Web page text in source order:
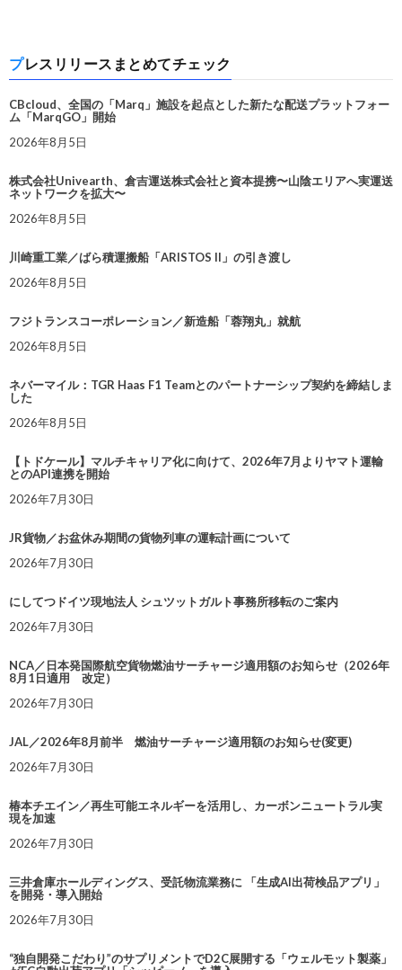
プレスリリースまとめてチェック
CBcloud、全国の「Marq」施設を起点とした新たな配送プラットフォー
ム「MarqGO」開始
2026年8月5日
株式会社Univearth、倉吉運送株式会社と資本提携〜山陰エリアへ実運送
ネットワークを拡大〜
2026年8月5日
川崎重工業／ばら積運搬船「ARISTOS II」の引き渡し
2026年8月5日
フジトランスコーポレーション／新造船「蓉翔丸」就航
2026年8月5日
ネバーマイル：TGR Haas F1 Teamとのパートナーシップ契約を締結しま
した
2026年8月5日
【トドケール】マルチキャリア化に向けて、2026年7月よりヤマト運輸
とのAPI連携を開始
2026年7月30日
JR貨物／お盆休み期間の貨物列車の運転計画について
2026年7月30日
にしてつドイツ現地法人 シュツットガルト事務所移転のご案内
2026年7月30日
NCA／日本発国際航空貨物燃油サーチャージ適用額のお知らせ（2026年
8月1日適用 改定）
2026年7月30日
JAL／2026年8月前半 燃油サーチャージ適用額のお知らせ(変更)
2026年7月30日
椿本チエイン／再生可能エネルギーを活用し、カーボンニュートラル実
現を加速
2026年7月30日
三井倉庫ホールディングス、受託物流業務に 「生成AI出荷検品アプリ」
を開発・導入開始
2026年7月30日
“独自開発こだわり”のサプリメントでD2C展開する「ウェルモット製薬」